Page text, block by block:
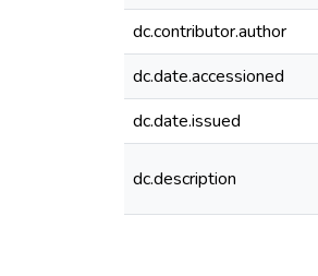
dc.contributor.author
dc.date.accessioned
dc.date.issued
dc.description